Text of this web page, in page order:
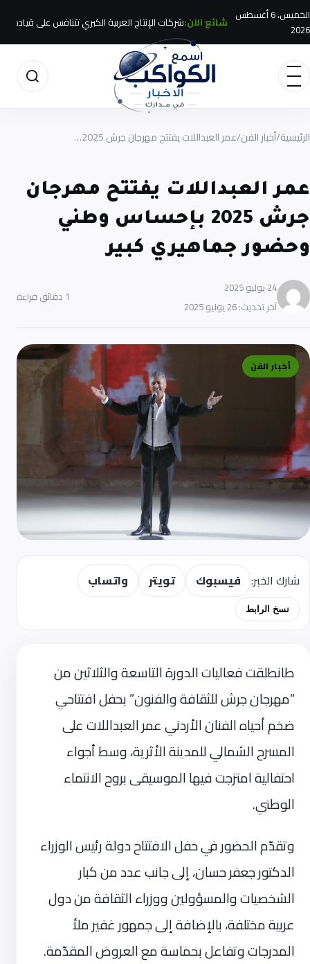
الخميس، 6 أغسطس
2026
شائع الآن:شركات الإنتاج العربية الكبري تتنافس على
الرئيسية/أخبار الفن/عمر العبداللات يفتتح مهرجان جرش 2025…
عمر العبداللات يفتتح مهرجان
جرش 2025 بإحساس وطني
وحضور جماهيري كبير
24 يوليو 2025
آخر تحديث: 26 يوليو 2025
1 دقائق قراءة
أخبار الفن
شارك الخبر: فيسبوك تويتر واتساب
نسخ الرابط
طانطلقت فعاليات الدورة التاسعة والثلاثين من
“مهرجان جرش للثقافة والفنون” بحفل افتتاحي
ضخم أحياه الفنان الأردني عمر العبداللات على
المسرح الشمالي للمدينة الأثرية، وسط أجواء
احتفالية امتزجت فيها الموسيقى بروح الانتماء
الوطني.
وتقدّم الحضور في حفل الافتتاح دولة رئيس الوزراء
الدكتور جعفر حسان، إلى جانب عدد من كبار
الشخصيات والمسؤولين ووزراء الثقافة من دول
عربية مختلفة، بالإضافة إلى جمهور غفير ملأ
المدرجات وتفاعل بحماسة مع العروض المقدّمة.